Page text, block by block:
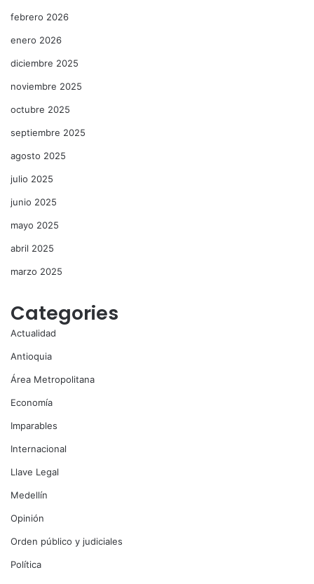
febrero 2026
enero 2026
diciembre 2025
noviembre 2025
octubre 2025
septiembre 2025
agosto 2025
julio 2025
junio 2025
mayo 2025
abril 2025
marzo 2025
Categories
Actualidad
Antioquia
Área Metropolitana
Economía
Imparables
Internacional
Llave Legal
Medellín
Opinión
Orden público y judiciales
Política